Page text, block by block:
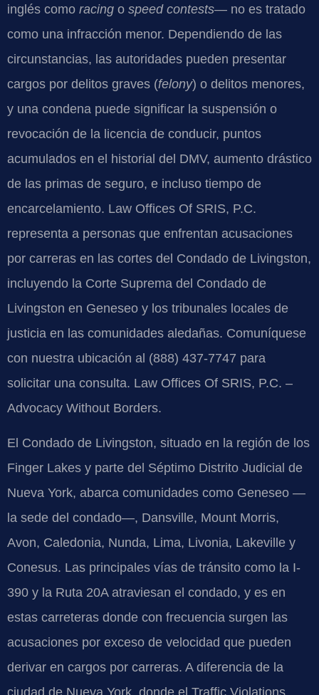
inglés como racing o speed contests— no es tratado
como una infracción menor. Dependiendo de las
circunstancias, las autoridades pueden presentar
cargos por delitos graves (felony) o delitos menores,
y una condena puede significar la suspensión o
revocación de la licencia de conducir, puntos
acumulados en el historial del DMV, aumento drástico
de las primas de seguro, e incluso tiempo de
encarcelamiento. Law Offices Of SRIS, P.C.
representa a personas que enfrentan acusaciones
por carreras en las cortes del Condado de Livingston,
incluyendo la Corte Suprema del Condado de
Livingston en Geneseo y los tribunales locales de
justicia en las comunidades aledañas. Comuníquese
con nuestra ubicación al (888) 437-7747 para
solicitar una consulta. Law Offices Of SRIS, P.C. –
Advocacy Without Borders.
El Condado de Livingston, situado en la región de los
Finger Lakes y parte del Séptimo Distrito Judicial de
Nueva York, abarca comunidades como Geneseo —
la sede del condado—, Dansville, Mount Morris,
Avon, Caledonia, Nunda, Lima, Livonia, Lakeville y
Conesus. Las principales vías de tránsito como la I-
390 y la Ruta 20A atraviesan el condado, y es en
estas carreteras donde con frecuencia surgen las
acusaciones por exceso de velocidad que pueden
derivar en cargos por carreras. A diferencia de la
ciudad de Nueva York, donde el Traffic Violations